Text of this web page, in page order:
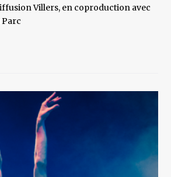
Villers, en coproduction avec
Parc